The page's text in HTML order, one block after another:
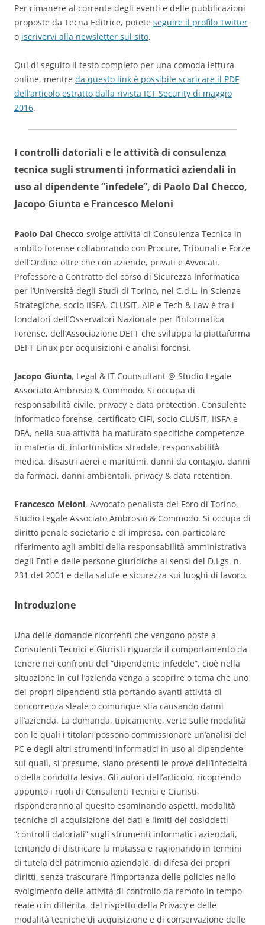
Per rimanere al corrente degli eventi e delle pubblicazioni
proposte da Tecna Editrice, potete seguire il profilo Twitter
o iscrivervi alla newsletter sul sito.
Qui di seguito il testo completo per una comoda lettura
online, mentre da questo link è possibile scaricare il PDF
dell’articolo estratto dalla rivista ICT Security di maggio
2016.
I controlli datoriali e le attività di consulenza
tecnica sugli strumenti informatici aziendali in
uso al dipendente “infedele”, di Paolo Dal Checco,
Jacopo Giunta e Francesco Meloni
Paolo Dal Checco svolge attività di Consulenza Tecnica in
ambito forense collaborando con Procure, Tribunali e Forze
dell’Ordine oltre che con aziende, privati e Avvocati.
Professore a Contratto del corso di Sicurezza Informatica
per l’Università degli Studi di Torino, nel C.d.L. in Scienze
Strategiche, socio IISFA, CLUSIT, AIP e Tech & Law è tra i
fondatori dell’Osservatori Nazionale per l’Informatica
Forense, dell’Associazione DEFT che sviluppa la piattaforma
DEFT Linux per acquisizioni e analisi forensi.
Jacopo Giunta, Legal & IT Counsultant @ Studio Legale
Associato Ambrosio & Commodo. Si occupa di
responsabilità civile, privacy e data protection. Consulente
informatico forense, certificato CIFI, socio CLUSIT, IISFA e
DFA, nella sua attività ha maturato specifiche competenze
in materia di, infortunistica stradale, responsabilità̀
medica, disastri aerei e marittimi, danni da contagio, danni
da farmaci, danni ambientali, privacy & data retention.
Francesco Meloni, Avvocato penalista del Foro di Torino,
Studio Legale Associato Ambrosio & Commodo. Si occupa di
diritto penale societario e di impresa, con particolare
riferimento agli ambiti della responsabilità amministrativa
degli Enti e delle persone giuridiche ai sensi del D.Lgs. n.
231 del 2001 e della salute e sicurezza sui luoghi di lavoro.
Introduzione
Una delle domande ricorrenti che vengono poste a
Consulenti Tecnici e Giuristi riguarda il comportamento da
tenere nei confronti del “dipendente infedele”, cioè nella
situazione in cui l’azienda venga a scoprire o tema che uno
dei propri dipendenti stia portando avanti attività di
concorrenza sleale o comunque stia causando danni
all’azienda. La domanda, tipicamente, verte sulle modalità
con le quali i titolari possono commissionare un’analisi del
PC e degli altri strumenti informatici in uso al dipendente
sui quali, si presume, siano presenti le prove dell’infedeltà
o della condotta lesiva. Gli autori dell’articolo, ricoprendo
appunto i ruoli di Consulenti Tecnici e Giuristi,
risponderanno al quesito esaminando aspetti, modalità
tecniche di acquisizione dei dati e limiti dei cosiddetti
“controlli datoriali” sugli strumenti informatici aziendali,
tentando di districare la matassa e ragionando in termini
di tutela del patrimonio aziendale, di difesa dei propri
diritti, senza trascurare l’importanza delle policies nello
svolgimento delle attività di controllo da remoto in tempo
reale o in differita, del rispetto della Privacy e delle
modalità tecniche di acquisizione e di conservazione delle